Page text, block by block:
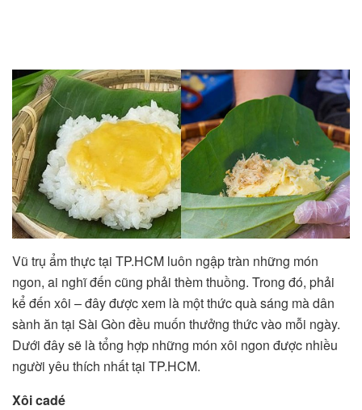
Vũ trụ ẩm thực tại TP.HCM luôn ngập tràn những món
ngon, ai nghĩ đến cũng phải thèm thuồng. Trong đó, phải
kể đến xôi – đây được xem là một thức quà sáng mà dân
sành ăn tại Sài Gòn đều muốn thưởng thức vào mỗi ngày.
Dưới đây sẽ là tổng hợp những món xôi ngon được nhiều
người yêu thích nhất tại TP.HCM.
Xôi cadé